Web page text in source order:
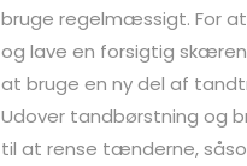
bruge regelmæssigt. For
og lave en forsigtig
at bruge en ny del af
Udover tandbørstning og
til at rense tænderne,